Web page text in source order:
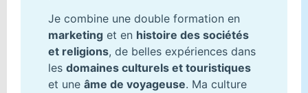
Je combine une double formation en
marketing et en histoire des sociétés
et religions, de belles expériences dans
les domaines culturels et touristiques
et une âme de voyageuse. Ma culture